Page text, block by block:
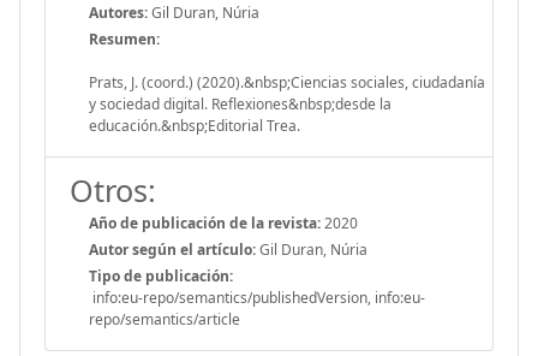
Autores:Gil Duran, Núria
Resumen:
Prats, J. (coord.) (2020).&nbsp;Ciencias sociales, ciudadanía
y sociedad digital. Reflexiones&nbsp;desde la
educación.&nbsp;Editorial Trea.
Otros:
Año de publicación de la revista:2020
Autor según el artículo:Gil Duran, Núria
Tipo de publicación:
info:eu-repo/semantics/publishedVersion, info:eu-
repo/semantics/article